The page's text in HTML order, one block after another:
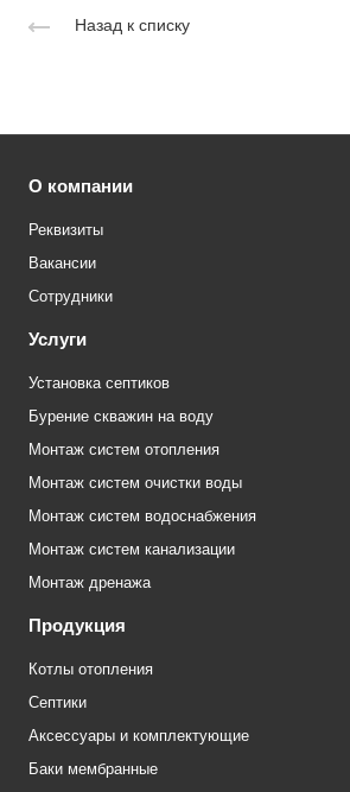
Назад к списку
О компании
Реквизиты
Вакансии
Сотрудники
Услуги
Установка септиков
Бурение скважин на воду
Монтаж систем отопления
Монтаж систем очистки воды
Монтаж систем водоснабжения
Монтаж систем канализации
Монтаж дренажа
Продукция
Котлы отопления
Септики
Аксессуары и комплектующие
Баки мембранные